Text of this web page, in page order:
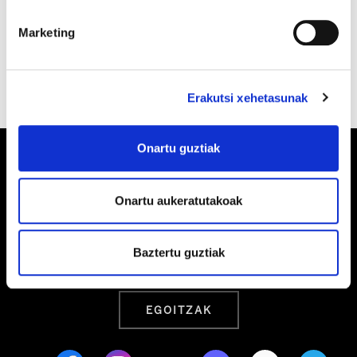
Marketing
Erakutsi xehetasunak
Onartu guztiak
Onartu aukeratutakoak
Baztertu guztiak
Barrainkua, 13 48009 BILBO
Tel:944 03 77 00
EGOITZAK